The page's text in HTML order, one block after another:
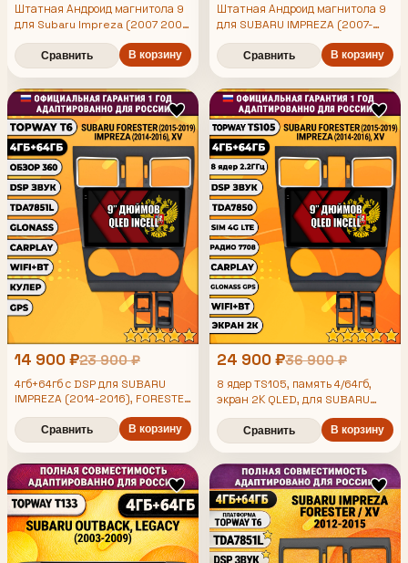
Штатная Андроид магнитола 9
для Subaru Impreza (2007 2008
Forester (2008 2009 2010 2011
2012 2013), TS105 8 ядер,
CarPlay/Android Auto, Gps/
Глонасс
Сравнить В корзину
Штатная Андроид магнитола 9
для SUBARU IMPREZA (2007-
4/64гб, DSP, беспроводной
CarPlay и Android Auto, GPS и
ГЛОНАСС
Сравнить В корзину
14 900 ₽23 900 ₽
4гб+64гб с DSP для SUBARU
IMPREZA (2014-2016), FORESTER
(2015-2019), XV, рамка черная
матовая, Android магнитола,
без слота под симку, усилитель
звука TDA7851 и поддержка 360
камер
Сравнить В корзину
24 900 ₽36 900 ₽
8 ядер TS105, память 4/64гб,
экран 2К QLED, для SUBARU
FORESTER (2015-2019) / XV,
Android магнитола
Сравнить В корзину